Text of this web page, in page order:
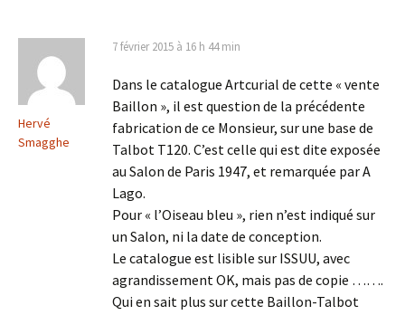
Hervé
Smagghe
7 février 2015 à 16 h 44 min
Dans le catalogue Artcurial de cette « vente
Baillon », il est question de la précédente
fabrication de ce Monsieur, sur une base de
Talbot T120. C’est celle qui est dite exposée
au Salon de Paris 1947, et remarquée par A
Lago.
Pour « l’Oiseau bleu », rien n’est indiqué sur
un Salon, ni la date de conception.
Le catalogue est lisible sur ISSUU, avec
agrandissement OK, mais pas de copie …….
Qui en sait plus sur cette Baillon-Talbot